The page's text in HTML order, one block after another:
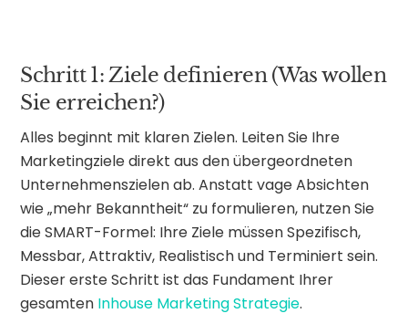
Schritt 1: Ziele definieren (Was wollen
Sie erreichen?)
Alles beginnt mit klaren Zielen. Leiten Sie Ihre
Marketingziele direkt aus den übergeordneten
Unternehmenszielen ab. Anstatt vage Absichten
wie „mehr Bekanntheit“ zu formulieren, nutzen Sie
die SMART-Formel: Ihre Ziele müssen Spezifisch,
Messbar, Attraktiv, Realistisch und Terminiert sein.
Dieser erste Schritt ist das Fundament Ihrer
gesamten Inhouse Marketing Strategie.